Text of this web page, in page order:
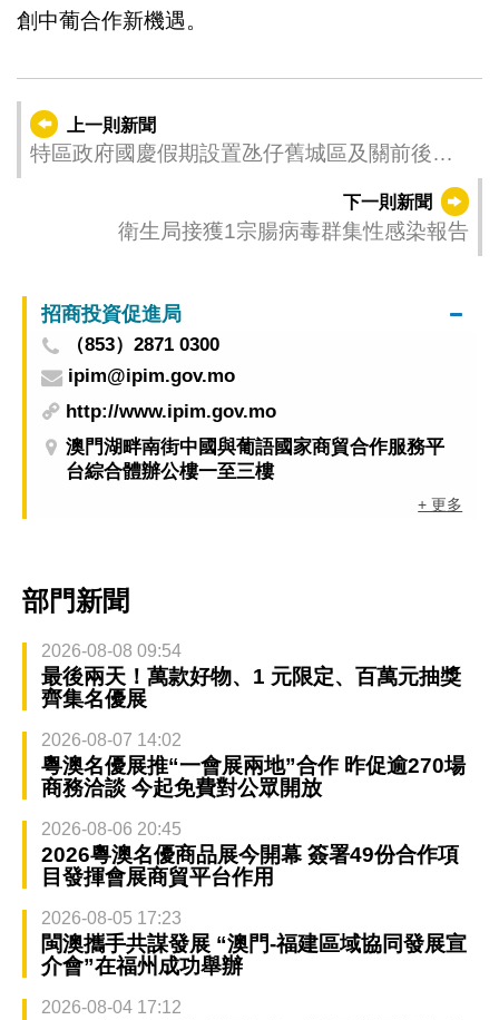
創中葡合作新機遇。
上一則新聞
特區政府國慶假期設置氹仔舊城區及關前後街
下一則新聞
衛生局接獲1宗腸病毒群集性感染報告
招商投資促進局
（853）2871 0300
ipim@ipim.gov.mo
http://www.ipim.gov.mo
澳門湖畔南街中國與葡語國家商貿合作服務平
台綜合體辦公樓一至三樓
+ 更多
部門新聞
2026-08-08 09:54
最後兩天！萬款好物、1 元限定、百萬元抽獎
齊集名優展
2026-08-07 14:02
粵澳名優展推“一會展兩地”合作 昨促逾270場
商務洽談 今起免費對公眾開放
2026-08-06 20:45
2026粵澳名優商品展今開幕 簽署49份合作項
目發揮會展商貿平台作用
2026-08-05 17:23
閩澳攜手共謀發展 “澳門-福建區域協同發展宣
介會”在福州成功舉辦
2026-08-04 17:12